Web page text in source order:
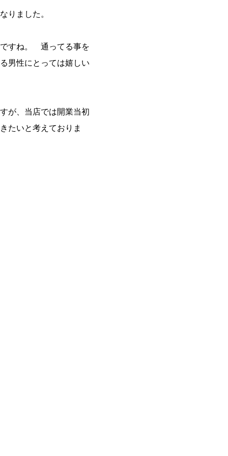
りました。
ですね。 通ってる事を
男性にとっては嬉しい
が、当店では開業当初
たいと考えておりま